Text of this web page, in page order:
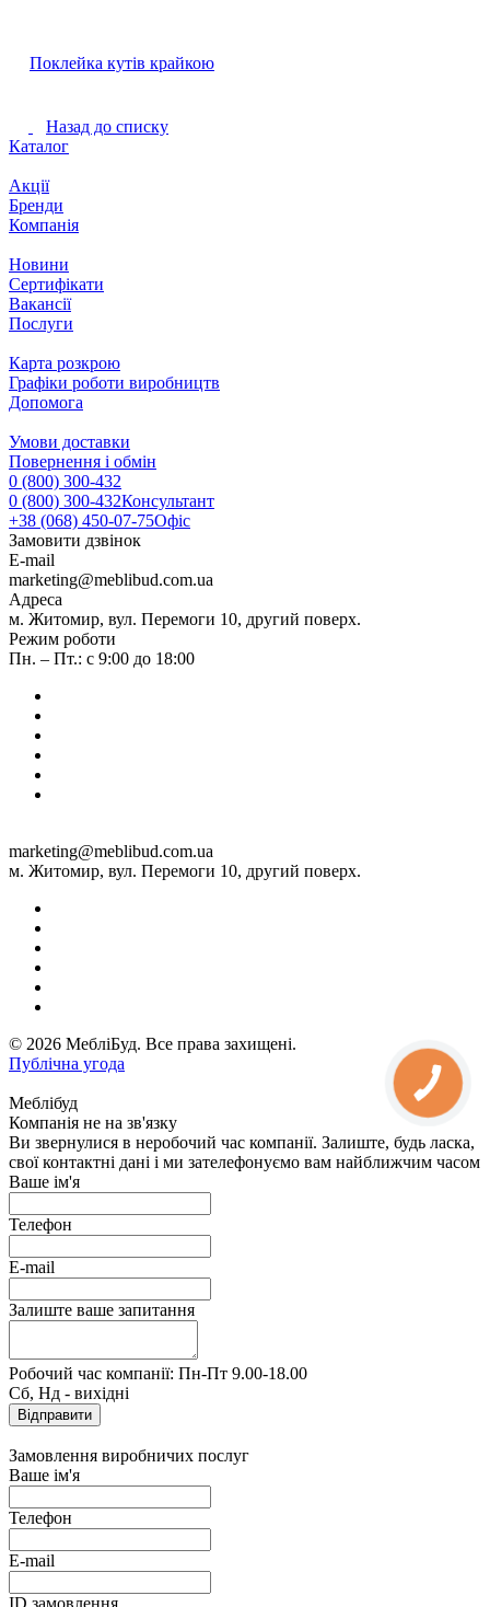
Поклейка кутів крайкою
Назад до списку
Каталог
Акції
Бренди
Компанія
Новини
Сертифікати
Вакансії
Послуги
Карта розкрою
Графіки роботи виробництв
Допомога
Умови доставки
Повернення і обмін
0 (800) 300-432
0 (800) 300-432Консультант
+38 (068) 450-07-75Офіс
Замовити дзвінок
E-mail
marketing@meblibud.com.ua
Адреса
м. Житомир, вул. Перемоги 10, другий поверх.
Режим роботи
Пн. – Пт.: с 9:00 до 18:00
marketing@meblibud.com.ua
м. Житомир, вул. Перемоги 10, другий поверх.
© 2026 МебліБуд. Все права захищені.
Публічна угода
Меблібуд
Компанія не на зв'язку
Ви звернулися в неробочий час компанії. Залиште, будь ласка,
свої контактні дані і ми зателефонуємо вам найближчим часом
Ваше ім'я
Телефон
E-mail
Залиште ваше запитання
Робочий час компанії: Пн-Пт 9.00-18.00
Сб, Нд - вихідні
Замовлення виробничих послуг
Ваше ім'я
Телефон
E-mail